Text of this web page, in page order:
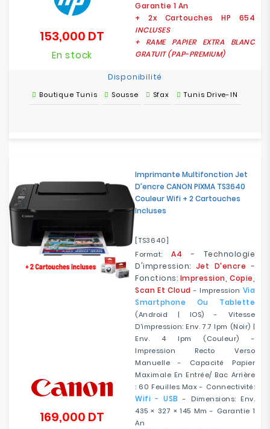
Garantie 1 An
+ 2x Cartouches HP 654
INCLUSES
+ RAME PAPIER EXTRA BLANC
GRATUIT(PAP-PREMIUM)
153,000 DT
En stock
Disponibilité
Boutique Tunis Sousse Sfax Tunis Drive-IN
Imprimante Multifonction Jet
D'encre CANON PIXMA TS3640
Couleur Wifi + 2 Cartouches
Incluses
[TS3640]
Format: A4
- Technologie
D'impression: Jet D'encre -
Fonctions: Impression, Copie,
Scan Et Cloud - Impression Via
Smartphone Ou Tablette
(Android | IOS) - Vitesse
D'impression: Env. 7.7 Ipm (Noir) |
Env. 4 Ipm (Couleur) -
Impression Recto Verso
Manuelle - Capacité Papier
Maximale En Entrée/ Bac Arrière
: 60 Feuilles Max - Connectivité:
Wifi - USB - Dimensions: Env.
435 × 327 × 145 Mm - Garantie 1
An
169,000 DT